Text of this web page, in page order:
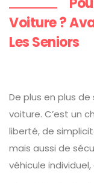
Voiture ?
Les Seniors
De plus en plus
voiture. C’est un
liberté, de
mais aussi de
véhicule individuel,